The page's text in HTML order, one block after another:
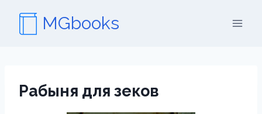
содержимому
MGbooks
Рабыня для зеков